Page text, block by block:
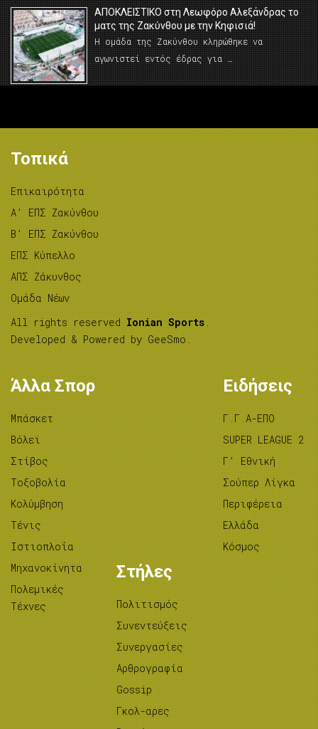
AΠΟΚΛΕΙΣΤΙΚΟ στη Λεωφόρο Αλεξάνδρας το
ματς της Ζακύνθου με την Κηφισιά!
Η ομάδα της Ζακύνθου κληρώθηκε να
αγωνιστεί εντός έδρας για …
Τοπικά
Επικαιρότητα
A’ ΕΠΣ Ζακύνθου
B’ ΕΠΣ Ζακύνθου
ΕΠΣ Κύπελλο
ΑΠΣ Ζάκυνθος
Ομάδα Νέων
All rights reserved Ionian Sports .
Developed & Powered by GeeSmo .
Άλλα Σπορ
Μπάσκετ
Βόλεϊ
Στίβος
Tοξοβολία
Κολύμβηση
Τένις
Ιστιοπλοΐα
Μηχανοκίνητα
Πολεμικές
Τέχνες
Ειδήσεις
Γ.Γ.Α-ΕΠΟ
SUPER LEAGUE 2
Γ’ Εθνική
Σούπερ Λίγκα
Περιφέρεια
Ελλάδα
Κόσμος
Στήλες
Πολιτισμός
Συνεντεύξεις
Συνεργασίες
Αρθρογραφία
Gossip
Γκολ-αρες